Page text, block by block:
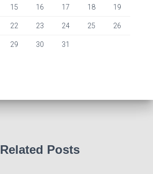
15 16 17 18 19
22 23 24 25 26
29 30
31
Related Posts